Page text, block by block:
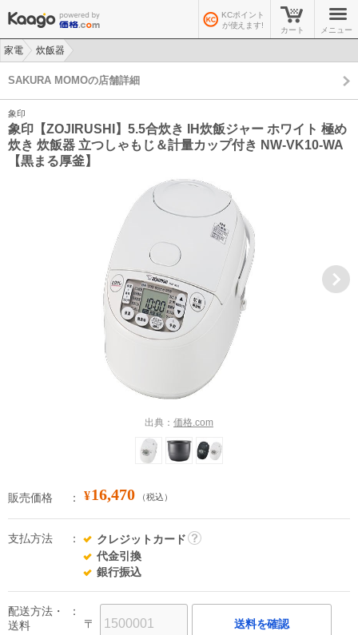
KCポイント
が使えます!
カート メニュー
家電
炊飯器
SAKURA MOMOの店舗詳細
象印
象印【ZOJIRUSHI】5.5合炊き IH炊飯ジャー ホワイト 極め
炊き 炊飯器 立つしゃもじ＆計量カップ付き NW-VK10-WA
【黒まる厚釜】
出典： 価格.com
販売価格 ¥16,470 （税込）
支払方法
クレジットカード
代金引換
銀行振込
配送方法・
送料
〒 送料を確認